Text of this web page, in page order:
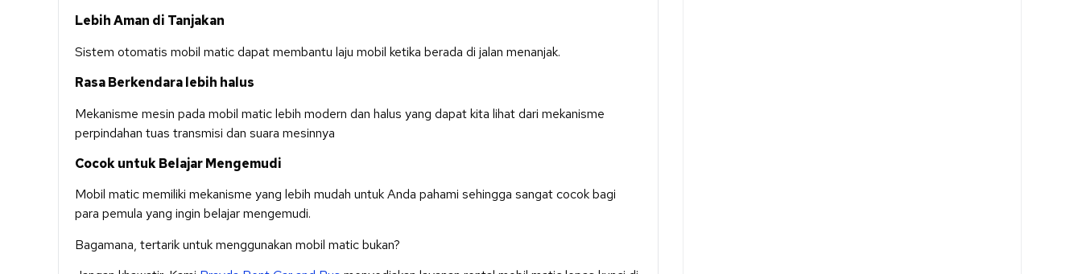
Lebih Aman di Tanjakan
Sistem otomatis mobil matic dapat membantu laju mobil ketika berada di jalan menanjak.
Rasa Berkendara lebih halus
Mekanisme mesin pada mobil matic lebih modern dan halus yang dapat kita lihat dari mekanisme
perpindahan tuas transmisi dan suara mesinnya
Cocok untuk Belajar Mengemudi
Mobil matic memiliki mekanisme yang lebih mudah untuk Anda pahami sehingga sangat cocok bagi
para pemula yang ingin belajar mengemudi.
Bagamana, tertarik untuk menggunakan mobil matic bukan?